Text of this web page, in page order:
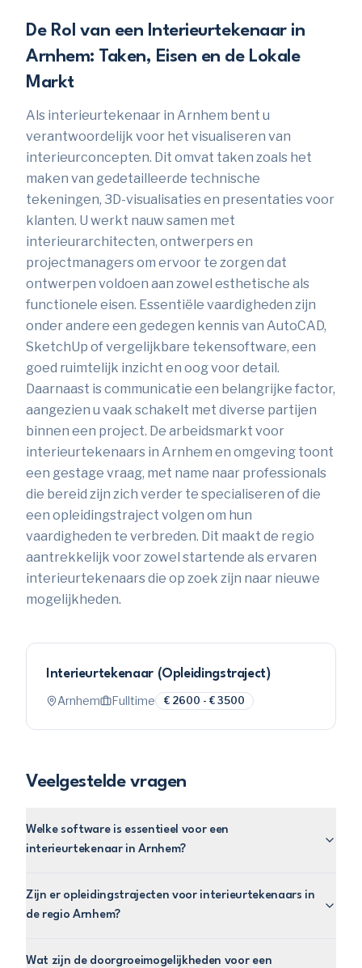
De Rol van een Interieurtekenaar in
Arnhem: Taken, Eisen en de Lokale
Markt
Als interieurtekenaar in Arnhem bent u
verantwoordelijk voor het visualiseren van
interieurconcepten. Dit omvat taken zoals het
maken van gedetailleerde technische
tekeningen, 3D-visualisaties en presentaties voor
klanten. U werkt nauw samen met
interieurarchitecten, ontwerpers en
projectmanagers om ervoor te zorgen dat
ontwerpen voldoen aan zowel esthetische als
functionele eisen. Essentiële vaardigheden zijn
onder andere een gedegen kennis van AutoCAD,
SketchUp of vergelijkbare tekensoftware, een
goed ruimtelijk inzicht en oog voor detail.
Daarnaast is communicatie een belangrijke factor,
aangezien u vaak schakelt met diverse partijen
binnen een project. De arbeidsmarkt voor
interieurtekenaars in Arnhem en omgeving toont
een gestage vraag, met name naar professionals
die bereid zijn zich verder te specialiseren of die
een opleidingstraject volgen om hun
vaardigheden te verbreden. Dit maakt de regio
aantrekkelijk voor zowel startende als ervaren
interieurtekenaars die op zoek zijn naar nieuwe
mogelijkheden.
Interieurtekenaar (Opleidingstraject)
Arnhem
Fulltime € 2600 - € 3500
Veelgestelde vragen
Welke software is essentieel voor een
interieurtekenaar in Arnhem?
Zijn er opleidingstrajecten voor interieurtekenaars in
de regio Arnhem?
Wat zijn de doorgroeimogelijkheden voor een